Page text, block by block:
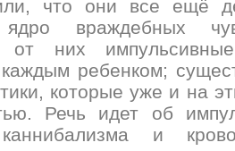
что они все ещё
ядро враждебных
от них
ребенком;
которые уже и на
Речь идет об
и